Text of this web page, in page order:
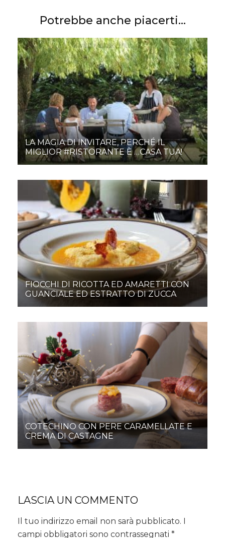
Potrebbe anche piacerti...
LA MAGIA DI INVITARE, PERCHÉ IL
MIGLIOR #RISTORANTE È …CASA TUA!
FIOCCHI DI RICOTTA ED AMARETTI CON
GUANCIALE ED ESTRATTO DI ZUCCA
COTECHINO CON PERE CARAMELLATE E
CREMA DI CASTAGNE
LASCIA UN COMMENTO
Il tuo indirizzo email non sarà pubblicato.
campi obbligatori sono contrassegnati *